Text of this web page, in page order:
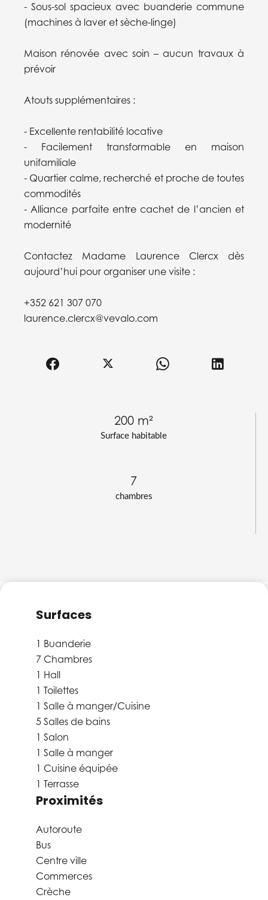
Surface habitable
200 m²
chambres
7
- Sous-sol spacieux avec buanderie commune
(machines à laver et sèche-linge)
Maison rénovée avec soin – aucun travaux à
prévoir
Atouts supplémentaires :
- Excellente rentabilité locative
- Facilement transformable en maison
unifamiliale
- Quartier calme, recherché et proche de toutes
commodités
- Alliance parfaite entre cachet de l’ancien et
modernité
Contactez Madame Laurence Clercx dès
aujourd’hui pour organiser une visite :
+352 621 307 070
laurence.clercx@vevalo.com
Surfaces
1 Buanderie
7 Chambres
1 Hall
1 Toilettes
1 Salle à manger/Cuisine
5 Salles de bains
1 Salon
1 Salle à manger
1 Cuisine équipée
1 Terrasse
Proximités
Autoroute
Bus
Centre ville
Commerces
Crèche